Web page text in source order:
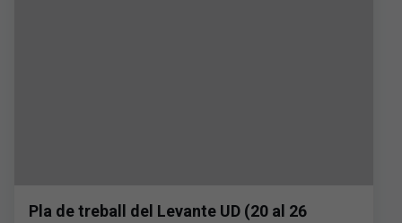
Pla de treball del Levante UD (20 al 26